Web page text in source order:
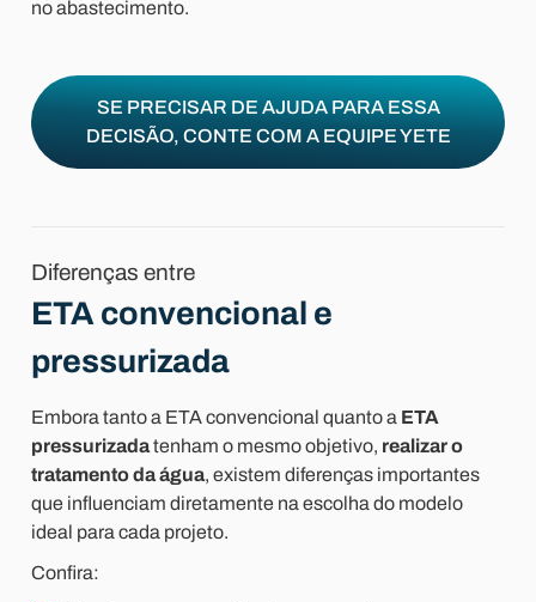
no abastecimento.
SE PRECISAR DE AJUDA PARA ESSA
DECISÃO, CONTE COM A EQUIPE YETE
Diferenças entre
ETA convencional e
pressurizada
Embora tanto a ETA convencional quanto a ETA
pressurizadatenham o mesmo objetivo, realizar o
tratamento da água, existem diferenças importantes
que influenciam diretamente na escolha do modelo
ideal para cada projeto.
Confira: